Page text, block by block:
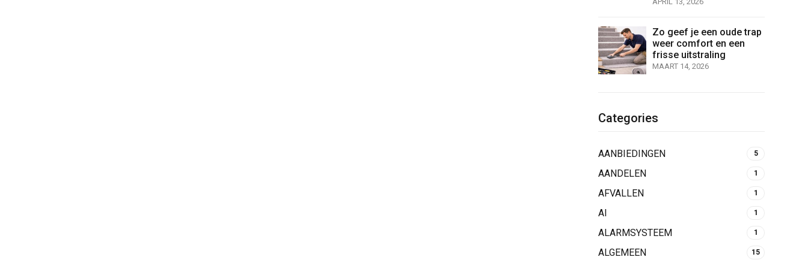
Zo geef je een oude trap
weer comfort en een
frisse uitstraling
MAART 14, 2026
Categories
AANBIEDINGEN 5
AANDELEN 1
AFVALLEN 1
AI 1
ALARMSYSTEEM 1
ALGEMEEN 15